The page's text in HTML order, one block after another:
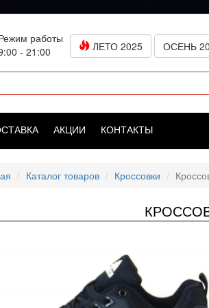
работы
- 21:00
ЛЕТО 2025 ОСЕНЬ
АКЦИИ КОНТАКТЫ
Каталог товаров Кроссовки